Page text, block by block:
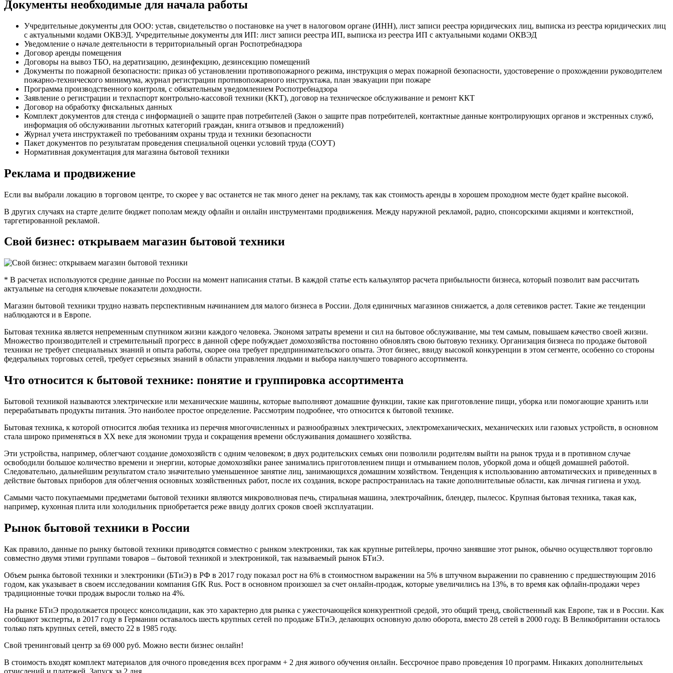
Документы необходимые для начала работы
Учредительные документы для ООО: устав, свидетельство о постановке на учет в налоговом органе (ИНН), лист записи реестра юридических лиц, выписка из реестра юридических лиц
с актуальными кодами ОКВЭД. Учредительные документы для ИП: лист записи реестра ИП, выписка из реестра ИП с актуальными кодами ОКВЭД
Уведомление о начале деятельности в территориальный орган Роспотребнадзора
Договор аренды помещения
Договоры на вывоз ТБО, на дератизацию, дезинфекцию, дезинсекцию помещений
Документы по пожарной безопасности: приказ об установлении противопожарного режима, инструкция о мерах пожарной безопасности, удостоверение о прохождении руководителем
пожарно-технического минимума, журнал регистрации противопожарного инструктажа, план эвакуации при пожаре
Программа производственного контроля, с обязательным уведомлением Роспотребнадзора
Заявление о регистрации и техпаспорт контрольно-кассовой техники (ККТ), договор на техническое обслуживание и ремонт ККТ
Договор на обработку фискальных данных
Комплект документов для стенда с информацией о защите прав потребителей (Закон о защите прав потребителей, контактные данные контролирующих органов и экстренных служб,
информация об обслуживании льготных категорий граждан, книга отзывов и предложений)
Журнал учета инструктажей по требованиям охраны труда и техники безопасности
Пакет документов по результатам проведения специальной оценки условий труда (СОУТ)
Нормативная документация для магазина бытовой техники
Реклама и продвижение
Если вы выбрали локацию в торговом центре, то скорее у вас останется не так много денег на рекламу, так как стоимость аренды в хорошем проходном месте будет крайне высокой.
В других случаях на старте делите бюджет пополам между офлайн и онлайн инструментами продвижения. Между наружной рекламой, радио, спонсорскими акциями и контекстной,
таргетированной рекламой.
Свой бизнес: открываем магазин бытовой техники
* В расчетах используются средние данные по России на момент написания статьи. В каждой статье есть калькулятор расчета прибыльности бизнеса, который позволит вам рассчитать
актуальные на сегодня ключевые показатели доходности.
Магазин бытовой техники трудно назвать перспективным начинанием для малого бизнеса в России. Доля единичных магазинов снижается, а доля сетевиков растет. Такие же тенденции
наблюдаются и в Европе.
Бытовая техника является непременным спутником жизни каждого человека. Экономя затраты времени и сил на бытовое обслуживание, мы тем самым, повышаем качество своей жизни.
Множество производителей и стремительный прогресс в данной сфере побуждает домохозяйства постоянно обновлять свою бытовую технику. Организация бизнеса по продаже бытовой
техники не требует специальных знаний и опыта работы, скорее она требует предпринимательского опыта. Этот бизнес, ввиду высокой конкуренции в этом сегменте, особенно со стороны
федеральных торговых сетей, требует серьезных знаний в области управления людьми и выбора наилучшего товарного ассортимента.
Что относится к бытовой технике: понятие и группировка ассортимента
Бытовой техникой называются электрические или механические машины, которые выполняют домашние функции, такие как приготовление пищи, уборка или помогающие хранить или
перерабатывать продукты питания. Это наиболее простое определение. Рассмотрим подробнее, что относится к бытовой технике.
Бытовая техника, к которой относится любая техника из перечня многочисленных и разнообразных электрических, электромеханических, механических или газовых устройств, в основном
стала широко применяться в XX веке для экономии труда и сокращения времени обслуживания домашнего хозяйства.
Эти устройства, например, облегчают создание домохозяйств с одним человеком; в двух родительских семьях они позволили родителям выйти на рынок труда и в противном случае
освободили большое количество времени и энергии, которые домохозяйки ранее занимались приготовлением пищи и отмыванием полов, уборкой дома и общей домашней работой.
Следовательно, дальнейшим результатом стало значительно уменьшенное занятие лиц, занимающихся домашним хозяйством. Тенденция к использованию автоматических и приведенных в
действие бытовых приборов для облегчения основных хозяйственных работ, после их создания, вскоре распространилась на такие дополнительные области, как личная гигиена и уход.
Самыми часто покупаемыми предметами бытовой техники являются микроволновая печь, стиральная машина, электрочайник, блендер, пылесос. Крупная бытовая техника, такая как,
например, кухонная плита или холодильник приобретается реже ввиду долгих сроков своей эксплуатации.
Рынок бытовой техники в России
Как правило, данные по рынку бытовой техники приводятся совместно с рынком электроники, так как крупные ритейлеры, прочно занявшие этот рынок, обычно осуществляют торговлю
совместно двумя этими группами товаров – бытовой техникой и электроникой, так называемый рынок БТиЭ.
Объем рынка бытовой техники и электроники (БТиЭ) в РФ в 2017 году показал рост на 6% в стоимостном выражении на 5% в штучном выражении по сравнению с предшествующим 2016
годом, как указывает в своем исследовании компания GfK Rus. Рост в основном произошел за счет онлайн-продаж, которые увеличились на 13%, в то время как офлайн-продажи через
традиционные точки продаж выросли только на 4%.
На рынке БТиЭ продолжается процесс консолидации, как это характерно для рынка с ужесточающейся конкурентной средой, это общий тренд, свойственный как Европе, так и в России. Как
сообщают эксперты, в 2017 году в Германии оставалось шесть крупных сетей по продаже БТиЭ, делающих основную долю оборота, вместо 28 сетей в 2000 году. В Великобритании осталось
только пять крупных сетей, вместо 22 в 1985 году.
Свой тренинговый центр за 69 000 руб. Можно вести бизнес онлайн!
В стоимость входят комплект материалов для очного проведения всех программ + 2 дня живого обучения онлайн. Бессрочное право проведения 10 программ. Никаких дополнительных
отчислений и платежей. Запуск за 2 дня.